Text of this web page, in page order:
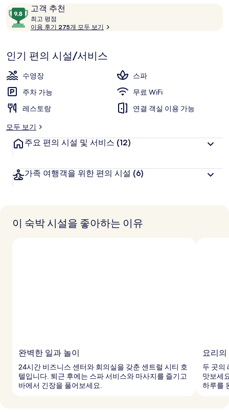
₩560,792
이
용
후
고객 추천
10
점
만
중
9.8
점,
객
추
최고 평점
고
점
이용 후기 275개 모두 보기
인기 편의 시설/서비스
수영장
스파
주차 가능
무료 WiFi
레스토랑
연결 객실 이용 가능
모두 보기
주요 편의 시설 및 서비스 (12)
가족 여행객을 위한 편의 시설 (6)
이 숙박 시설을 좋아하는 이유
완벽한 일과 놀이
24시간 비즈니스 센터와 회의실을 갖춘 센트럴 시티 호
텔입니다. 퇴근 후에는 스파 서비스와 마사지를 즐기고
바에서 긴장을 풀어보세요.
요리
두 곳의
맛보세
하루를